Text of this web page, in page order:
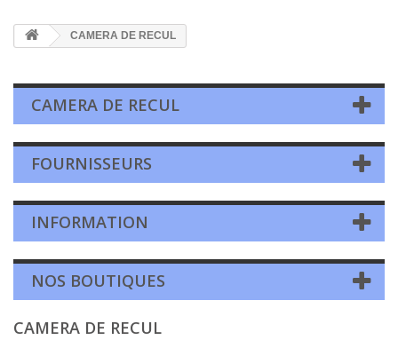
CAMERA DE RECUL
CAMERA DE RECUL
FOURNISSEURS
INFORMATION
NOS BOUTIQUES
CAMERA DE RECUL